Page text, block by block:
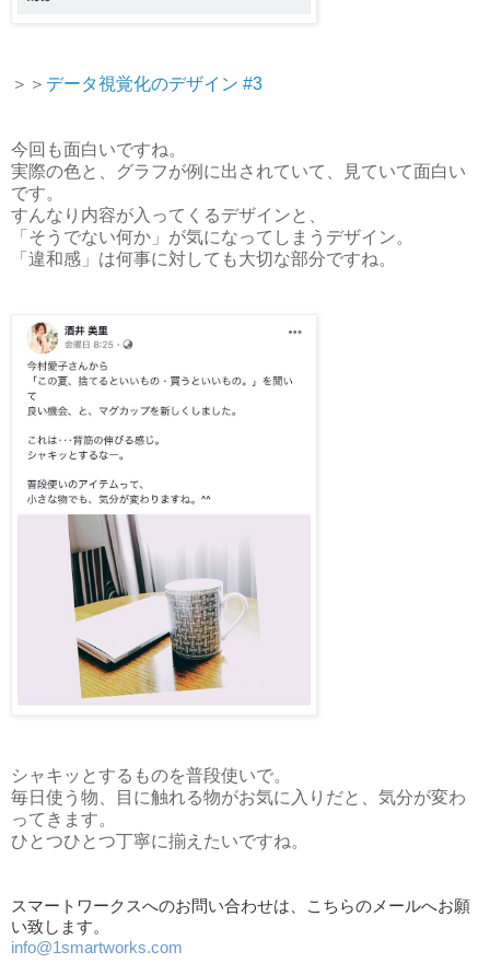
＞＞ データ視覚化のデザイン #3
今回も面白いですね。
実際の色と、グラフが例に出されていて、見ていて面白い
です。
すんなり内容が入ってくるデザインと、
「そうでない何か」が気になってしまうデザイン。
「違和感」は何事に対しても大切な部分ですね。
シャキッとするものを普段使いで。
毎日使う物、目に触れる物がお気に入りだと、気分が変わ
ってきます。
ひとつひとつ丁寧に揃えたいですね。
スマートワークスへのお問い合わせは、こちらのメールへお願
い致します。
info@1smartworks.com